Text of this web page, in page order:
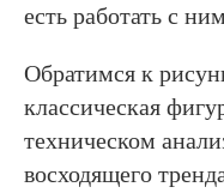
есть работать с
Обратимся к
классическая
техническом
восходящего